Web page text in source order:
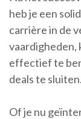
heb je een
carrière in de
vaardigheden,
effectief te
deals te sluiten.
Of je nu